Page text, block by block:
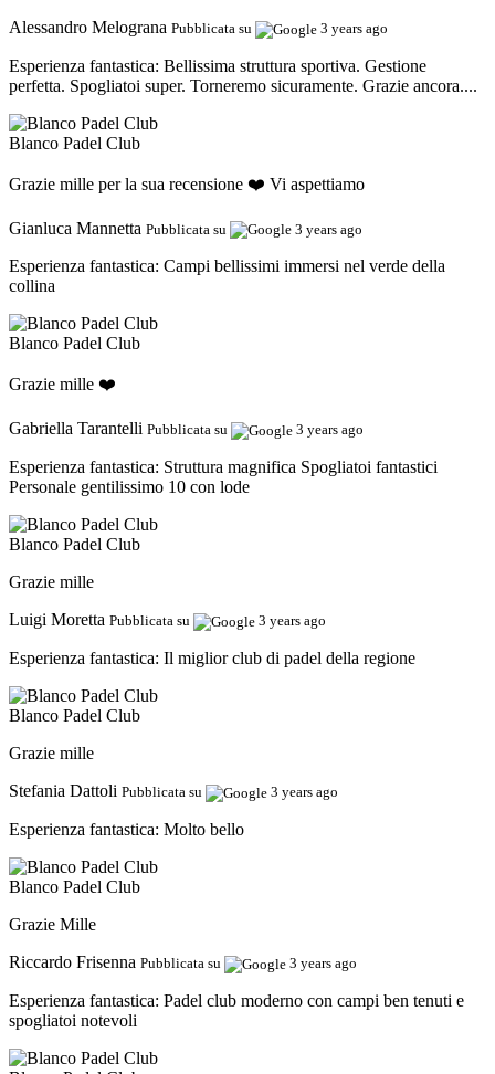
Alessandro Melograna Pubblicata su 3 years ago
Esperienza fantastica: Bellissima struttura sportiva. Gestione
perfetta. Spogliatoi super. Torneremo sicuramente. Grazie ancora....
Blanco Padel Club
Grazie mille per la sua recensione ❤️ Vi aspettiamo
Gianluca Mannetta Pubblicata su 3 years ago
Esperienza fantastica: Campi bellissimi immersi nel verde della
collina
Blanco Padel Club
Grazie mille ❤️
Gabriella Tarantelli Pubblicata su 3 years ago
Esperienza fantastica: Struttura magnifica Spogliatoi fantastici
Personale gentilissimo 10 con lode
Blanco Padel Club
Grazie mille
Luigi Moretta Pubblicata su 3 years ago
Esperienza fantastica: Il miglior club di padel della regione
Blanco Padel Club
Grazie mille
Stefania Dattoli Pubblicata su 3 years ago
Esperienza fantastica: Molto bello
Blanco Padel Club
Grazie Mille
Riccardo Frisenna Pubblicata su 3 years ago
Esperienza fantastica: Padel club moderno con campi ben tenuti e
spogliatoi notevoli